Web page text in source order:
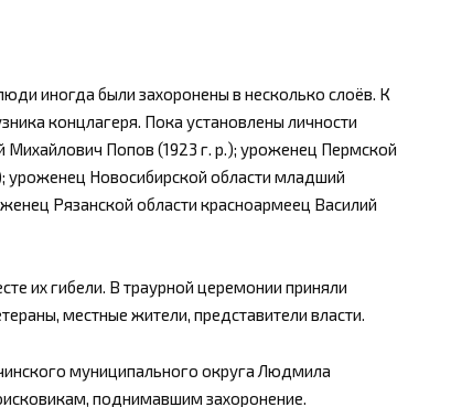
иногда были захоронены в несколько слоёв. К
концлагеря. Пока установлены личности
Попов (1923 г. р.); уроженец Пермской
уроженец Новосибирской области младший
Рязанской области красноармеец Василий
их гибели. В траурной церемонии приняли
местные жители, представители власти.
муниципального округа Людмила
поднимавшим захоронение.